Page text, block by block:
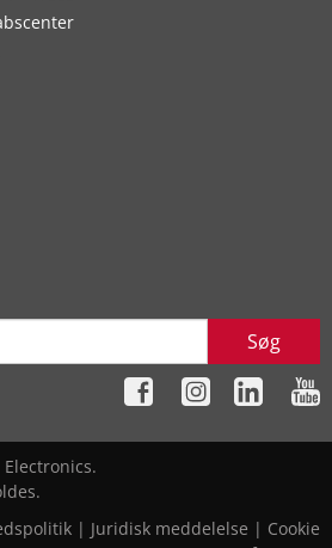
Søg
| Juridisk meddelelse | Cookie